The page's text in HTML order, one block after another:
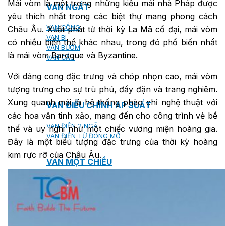
VAN NGẮT
VAN CỔNG
VAN BI
VAN BƯỚM
VAN CẦU
VAN ĐIỀU CHỈNH ÁP SUẤT
VAN ĐIỆN 2 NGÃ
VAN ĐIỆN TỪ ĐÓNG MỞ
VAN MỘT CHIỀU
VAN ĐIỀU KHIỂN TỰ ĐỘNG
Mái vòm là một trong những kiểu mái nhà Pháp được
yêu thích nhất trong các biệt thự mang phong cách
Châu Âu. Xuất phát từ thời kỳ La Mã cổ đại, mái vòm
có nhiều biến thể khác nhau, trong đó phổ biến nhất
là mái vòm Baroque và Byzantine.
Với dáng cong đặc trưng và chóp nhọn cao, mái vòm
tượng trưng cho sự trù phú, đầy đặn và trang nghiêm.
Xung quanh mái là hệ thống phào chỉ nghệ thuật với
các hoa văn tinh xảo, mang đến cho công trình vẻ bề
thế và uy nghi như một chiếc vương miện hoàng gia.
Đây là một biểu tượng đặc trưng của thời kỳ hoàng
kim rực rỡ của Châu Âu.